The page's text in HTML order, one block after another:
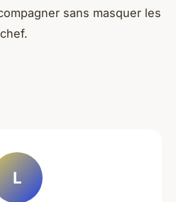
sans masquer les
L